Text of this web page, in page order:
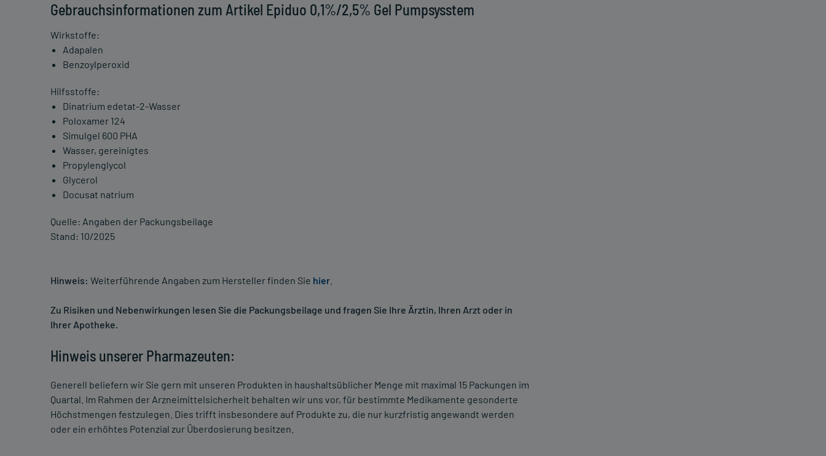
Gebrauchsinformationen zum Artikel Epiduo 0,1%/2,5% Gel Pumpsysstem
Wirkstoffe:
Adapalen
Benzoylperoxid
Hilfsstoffe:
Dinatrium edetat-2-Wasser
Poloxamer 124
Simulgel 600 PHA
Wasser, gereinigtes
Propylenglycol
Glycerol
Docusat natrium
Quelle: Angaben der Packungsbeilage
Stand: 10/2025
Hinweis: Weiterführende Angaben zum Hersteller finden Sie hier
Zu Risiken und Nebenwirkungen lesen Sie die Packungsbeilage und fragen Sie Ihre Ärztin, Ihren Arzt oder in
Ihrer Apotheke.
Hinweis unserer Pharmazeuten:
Generell beliefern wir Sie gern mit unseren Produkten in haushaltsüblicher Menge mit maximal 15 Packungen im
Quartal. Im Rahmen der Arzneimittelsicherheit behalten wir uns vor, für bestimmte Medikamente gesonderte
Höchstmengen festzulegen. Dies trifft insbesondere auf Produkte zu, die nur kurzfristig angewandt werden
oder ein erhöhtes Potenzial zur Überdosierung besitzen.